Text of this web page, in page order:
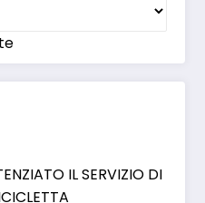
IL SERVIZIO DI